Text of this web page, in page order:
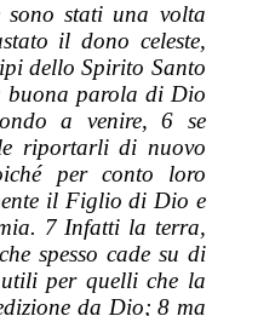
stati una volta
il dono celeste,
dello Spirito Santo
buona parola di Dio
a venire, 6 se
riportarli di nuovo
per conto loro
il Figlio di Dio e
7 Infatti la terra,
spesso cade su di
utili per quelli che la
da Dio; 8 ma